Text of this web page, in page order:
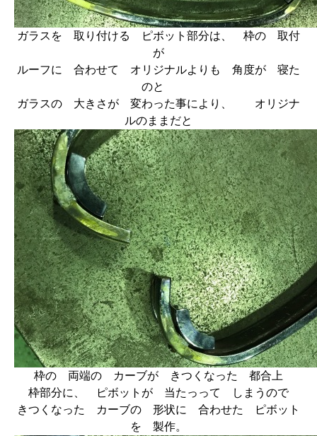
ガラスを 取り付ける ピボット部分は、 枠の 取付
が
ルーフに 合わせて オリジナルよりも 角度が 寝た
のと
ガラスの 大きさが 変わった事により、 オリジナ
ルのままだと
枠の 両端の カーブが きつくなった 都合上
枠部分に、 ピボットが 当たっって しまうので
きつくなった カーブの 形状に 合わせた ピボット
を 製作。